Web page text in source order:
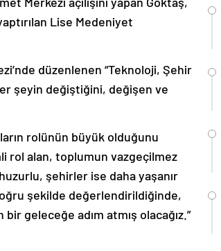
Lise Medeniyet
şeyin değiştiğini, değişen ve
rol alan, toplumun vazgeçilmez
şehirler ise daha yaşanır
şekilde değerlendirildiğinde,
geleceğe adım atmış olacağız.”